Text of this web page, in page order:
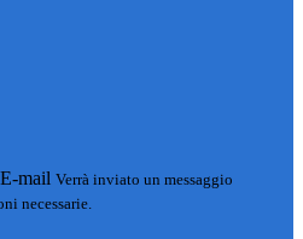
E-mail Verrà inviato un messaggio
necessarie.